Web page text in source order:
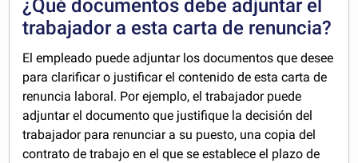
¿Qué documentos debe adjuntar el
trabajador a esta carta de renuncia?
El empleado puede adjuntar los documentos que desee
para clarificar o justificar el contenido de esta carta de
renuncia laboral. Por ejemplo, el trabajador puede
adjuntar el documento que justifique la decisión del
trabajador para renunciar a su puesto, una copia del
contrato de trabajo en el que se establece el plazo de